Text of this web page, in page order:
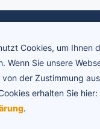
Rühl
Cookies, um Ihnen
Wenn Sie unsere
der Zustimmung
erhalten Sie hier:
.